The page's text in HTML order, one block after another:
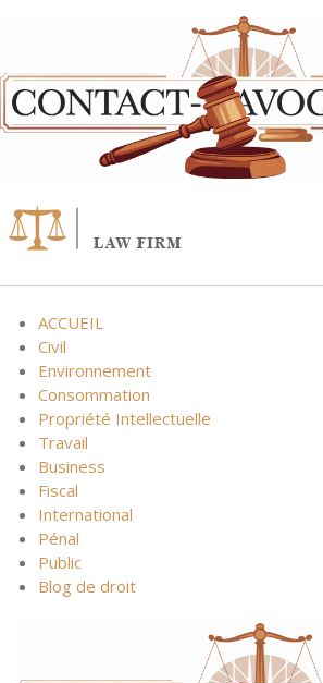
ACCUEIL
Civil
Environnement
Consommation
Propriété Intellectuelle
Travail
Business
Fiscal
International
Pénal
Public
Blog de droit